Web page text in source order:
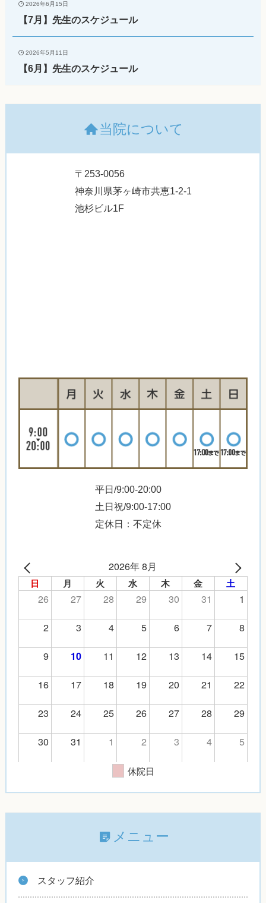
2026年6月15日
【7月】先生のスケジュール
2026年5月11日
【6月】先生のスケジュール
当院について
〒253-0056
神奈川県茅ヶ崎市共恵1-2-1
池杉ビル1F
平日/9:00-20:00
土日祝/9:00-17:00
定休日：不定休
2026年 8月
日 月 火 水 木 金 土
26 27 28 29 30 31
1
2
3 4 5 6 7
8
9
10 11 12 13 14
15
16
17 18 19 20 21
22
23
24 25 26 27 28
29
30
31 1 2 3 4 5
休院日
メニュー
スタッフ紹介